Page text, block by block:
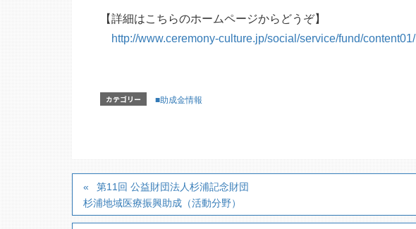
【詳細はこちらのホームページからどうぞ】
http://www.ceremony-culture.jp/social/service/fund/content01/
カテゴリー ■助成金情報
第11回 公益財団法人杉浦記念財団
杉浦地域医療振興助成（活動分野）